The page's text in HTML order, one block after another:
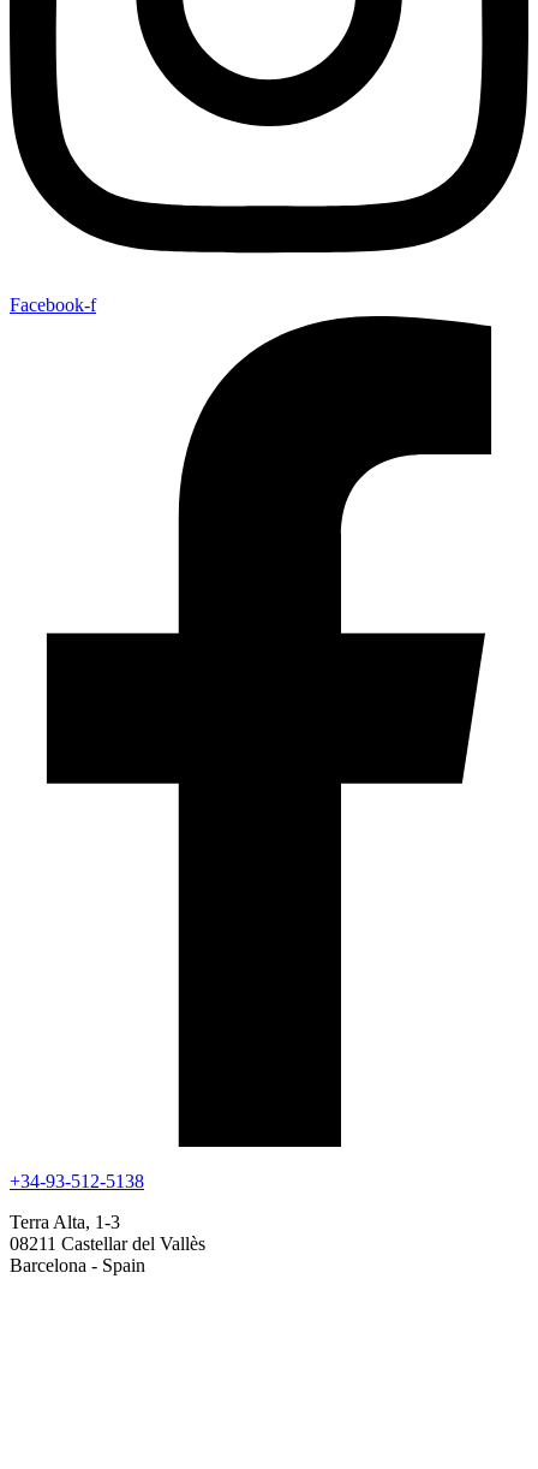
Facebook-f
+34-93-512-5138
Terra Alta, 1-3
08211 Castellar del Vallès
Barcelona - Spain